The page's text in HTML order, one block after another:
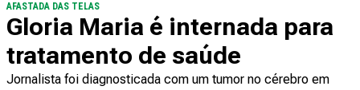
AFASTADA DAS TELAS
Gloria Maria é internada para
tratamento de saúde
Jornalista foi diagnosticada com um tumor no cérebro em